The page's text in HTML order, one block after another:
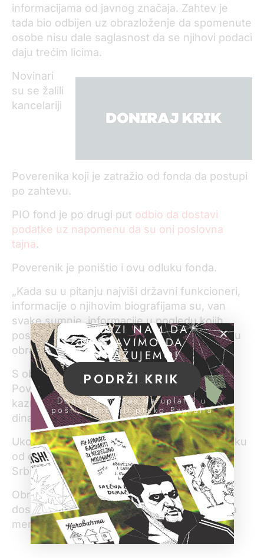
informacijama od javnog značaja. Zahtev je
tada bio odbijen uz obrazloženje da spomenute
osobe nisu dale saglasnost da se njihovi podaci
daju trećim licima.
Novinari
su se žalili
kancelariji
Poverenika koji je zatražio od fonda da postupi
po zahtevu.
PIO fond je po drugi put odbio da dostavi
podatke uz napomenu da su oni poslovna
tajna.
Poverenik je poništio i ovu odluku fonda.
„Kada su u pitanju najviši državni funkcioneri,
informacije o njihovim biografijama su, van
svake sumnje, informacije u pogledu kojih
postoji interes javnosti da ih zna“, navodi se u
obrazloženju rešenja Poverenika.
S obzirom da se fond oglušio o rešenja
Poverenika, kažnjen je dvema novčanim
kaznama – u iznosima od 20.000 i 180.000
dinara.
Ukoliko PIO fond ne dostavi dokumenta u roku
od dva dana, Poverenik će se obratiti Vladi
Srbije.
Obraćanje Vladi sa zahtevom da obezbedi
dostavljanje dokumenata je krajnja zakonska
mera koju Poverenik može da izrekne.
POMOZI NAM DA
NASTAVIMO DA
ISTRAŽUJEMO!
PODRŽI KRIK
Donacije možeš da uplatiš u
pošti, banci ili preko PayPal-a